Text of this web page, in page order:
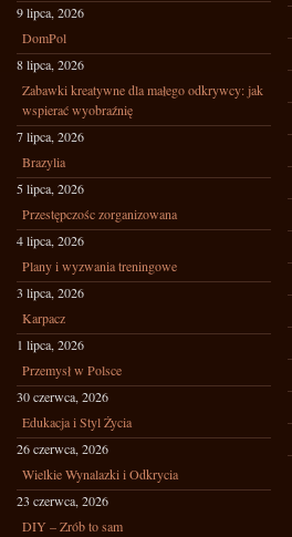
9 lipca, 2026
DomPol
8 lipca, 2026
Zabawki kreatywne dla małego odkrywcy: jak
wspierać wyobraźnię
7 lipca, 2026
Brazylia
5 lipca, 2026
Przestępczośc zorganizowana
4 lipca, 2026
Plany i wyzwania treningowe
3 lipca, 2026
Karpacz
1 lipca, 2026
Przemysł w Polsce
30 czerwca, 2026
Edukacja i Styl Życia
26 czerwca, 2026
Wielkie Wynalazki i Odkrycia
23 czerwca, 2026
DIY – Zrób to sam